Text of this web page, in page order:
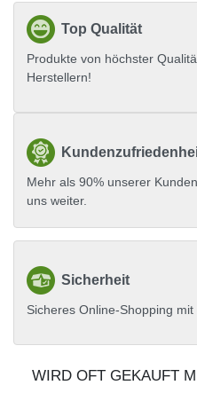
Top Qualität
Produkte von höchster
Herstellern!
Mehr als 90% unserer
uns weiter.
Sicherheit
Sicheres Online-Shopping mit
WIRD OFT GEKAUFT